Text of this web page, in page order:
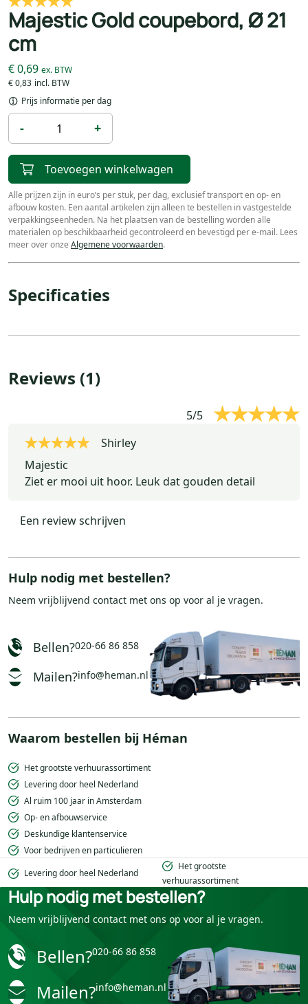
Majestic Gold coupebord, Ø 21
cm
€ 0,83
€ 0,69
Prijs informatie per dag
- +
Toevoegen winkelwagen
Alle prijzen zijn in euro’s per stuk, per dag, exclusief transport en op- en
afbouw kosten. Een aantal artikelen zijn alleen te bestellen in vastgestelde
verpakkingseenheden. Na het plaatsen van de bestelling worden alle
materialen op beschikbaarheid gecontroleerd en bevestigd per e-mail. Lees
meer over onze Algemene voorwaarden.
Specificaties
Reviews (1)
5/5
Shirley
Majestic
Ziet er mooi uit hoor. Leuk dat gouden detail
Een review schrijven
Hulp nodig met bestellen?
Neem vrijblijvend contact met ons op voor al je vragen.
Bellen?020-66 86 858
Mailen?info@heman.nl
Waarom bestellen bij Héman
Het grootste verhuurassortiment
Levering door heel Nederland
Al ruim 100 jaar in Amsterdam
Op- en afbouwservice
Deskundige klantenservice
Voor bedrijven en particulieren
Levering door heel Nederland
Het grootste
verhuurassortiment
Hulp nodig met bestellen?
Neem vrijblijvend contact met ons op voor al je vragen.
Bellen?020-66 86 858
Mailen?info@heman.nl